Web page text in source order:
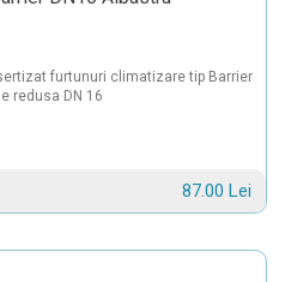
furtunuri climatizare tip Barrier
redusa DN 16
87.00 Lei